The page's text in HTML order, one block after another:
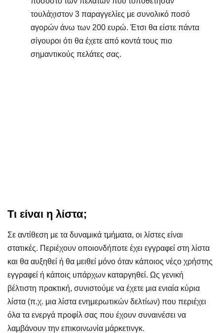
τουλάχιστον 3 παραγγελίες με συνολικό ποσό
αγορών άνω των 200 ευρώ. Έτσι θα είστε πάντα
σίγουροι ότι θα έχετε από κοντά τους πιο
σημαντικούς πελάτες σας.
Τι είναι η λίστα;
Σε αντίθεση με τα δυναμικά τμήματα, οι λίστες είναι
στατικές. Περιέχουν οποιονδήποτε έχει εγγραφεί στη λίστα
και θα αυξηθεί ή θα μειθεί μόνο όταν κάποιος νέςο χρήστης
εγγραφεί ή κάποις υπάρχων καταργηθεί. Ως γενική
βέλτιστη πρακτική, συνιστούμε να έχετε μια ενιαία κύρια
λίστα (π.χ. μια λίστα ενημερωτικών δελτίων) που περιέχει
όλα τα ενεργά προφίλ σας που έχουν συναινέσει να
λαμβάνουν την επικοινωνία μάρκετινγκ.